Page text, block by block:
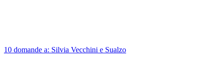
10 domande a: Silvia Vecchini e Sualzo